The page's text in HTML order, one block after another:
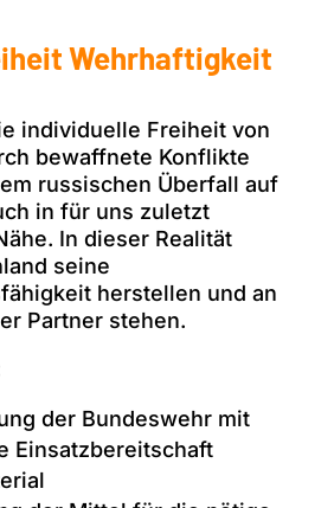
Wehrhaftigkeit
individuelle Freiheit von
bewaffnete Konflikte
russischen Überfall auf
in für uns zuletzt
In dieser Realität
seine
herstellen und an
Partner stehen.
der Bundeswehr mit
Einsatzbereitschaft